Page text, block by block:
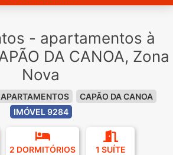
- apartamentos à
DA CANOA, Zona
Nova
CAPÃO DA CANOA
IMÓVEL 9284
2 DORMITÓRIOS 1 SUÍTE